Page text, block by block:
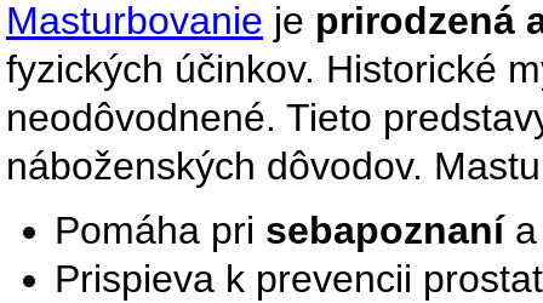
Masturbovanie je prirodzená
fyzických účinkov. Historické
neodôvodnené. Tieto
náboženských dôvodov.
Pomáha pri sebapoznanía
Prispieva k prevencii